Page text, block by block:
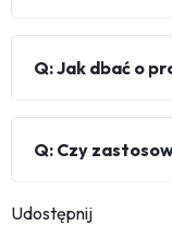
Q: Jak dbać o
Q: Czy
Udostępnij